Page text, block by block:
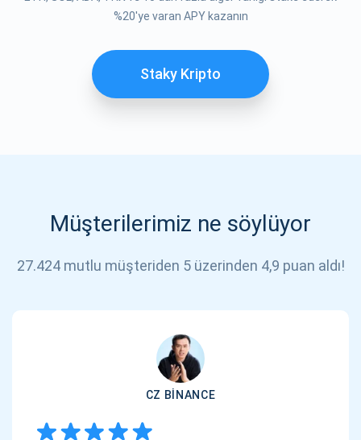
%20'ye varan APY kazanın
Staky Kripto
Müşterilerimiz ne söylüyor
27.424 mutlu müşteriden 5 üzerinden 4,9 puan aldı!
CZ BINANCE